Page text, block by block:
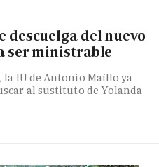
descuelga del nuevo
ser ministrable
la IU de Antonio Maíllo ya
al sustituto de Yolanda